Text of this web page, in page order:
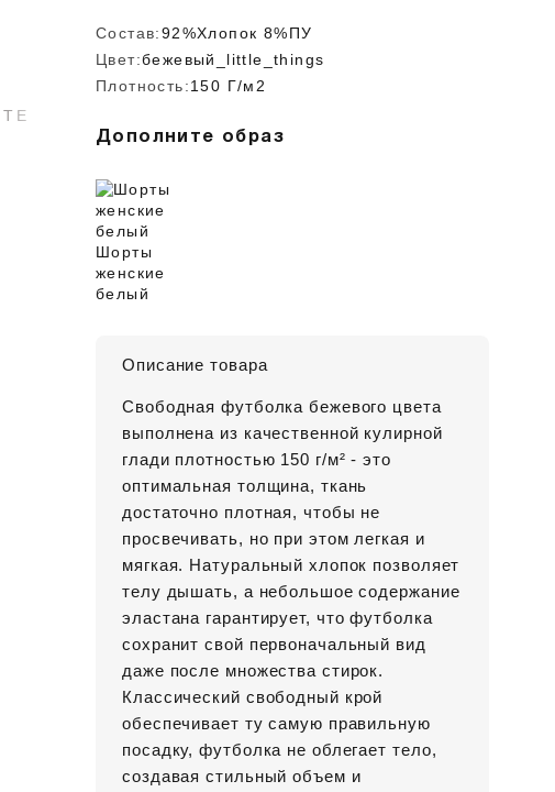
Состав:92%Хлопок 8%ПУ
Цвет:бежевый_little_things
Плотность:150 Г/м2
Дополните образ
Шорты
женские
белый
Описание товара
Свободная футболка бежевого цвета
выполнена из качественной кулирной
глади плотностью 150 г/м² - это
оптимальная толщина, ткань
достаточно плотная, чтобы не
просвечивать, но при этом легкая и
мягкая. Натуральный хлопок позволяет
телу дышать, а небольшое содержание
эластана гарантирует, что футболка
сохранит свой первоначальный вид
даже после множества стирок.
Классический свободный крой
обеспечивает ту самую правильную
посадку, футболка не облегает тело,
создавая стильный объем и